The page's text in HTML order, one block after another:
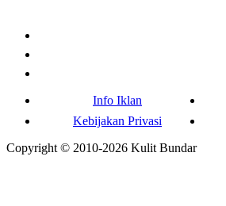
Info Iklan
Kebijakan Privasi
Copyright © 2010-2026 Kulit Bundar